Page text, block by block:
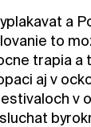
a
to
trapia a
aj v
v